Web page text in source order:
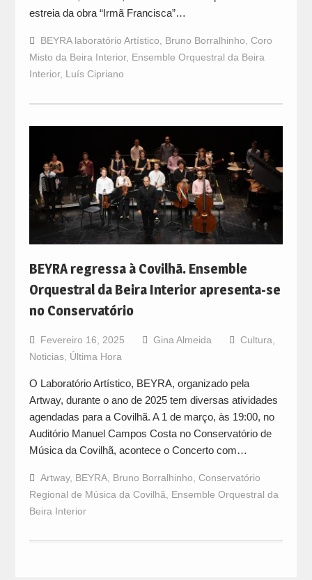
estreia da obra “Irmã Francisca”…
BEYRA laboratório Artístico, Bruno Borralhinho, Coro
Misto da Beira Interior, Ensemble Orquestral da Beira
Interior, Luís Cipriano
BEYRA regressa à Covilhã. Ensemble
Orquestral da Beira Interior apresenta-se
no Conservatório
Fevereiro 16, 2025 Gina Almeida Cultura
Noticias, Última Hora
O Laboratório Artístico, BEYRA, organizado pela
Artway, durante o ano de 2025 tem diversas atividades
agendadas para a Covilhã. A 1 de março, às 19:00, no
Auditório Manuel Campos Costa no Conservatório de
Música da Covilhã, acontece o Concerto com…
Artway, BEYRA, Bruno Borralhinho Conservatório
Regional de Música da Covilhã
Ensemble Orquestral da
Beira Interior